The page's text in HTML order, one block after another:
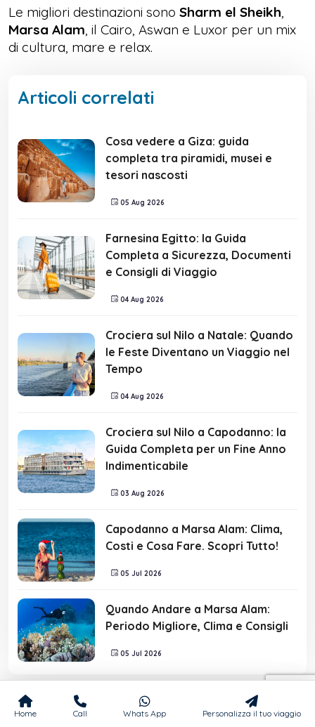
Le migliori destinazioni sono Sharm el Sheikh,
Marsa Alam, il Cairo, Aswan e Luxor per un mix
di cultura, mare e relax.
Articoli correlati
Cosa vedere a Giza: guida
completa tra piramidi, musei e
tesori nascosti
05 Aug 2026
Farnesina Egitto: la Guida
Completa a Sicurezza, Documenti
e Consigli di Viaggio
04 Aug 2026
Crociera sul Nilo a Natale: Quando
le Feste Diventano un Viaggio nel
Tempo
04 Aug 2026
Crociera sul Nilo a Capodanno: la
Guida Completa per un Fine Anno
Indimenticabile
03 Aug 2026
Capodanno a Marsa Alam: Clima,
Costi e Cosa Fare. Scopri Tutto!
05 Jul 2026
Quando Andare a Marsa Alam:
Periodo Migliore, Clima e Consigli
05 Jul 2026
Richiedi Preventivo Gratuito
Home Call Whats App Personalizza il tuo viaggio